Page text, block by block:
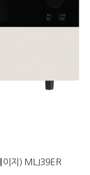
이지) MLJ39ER